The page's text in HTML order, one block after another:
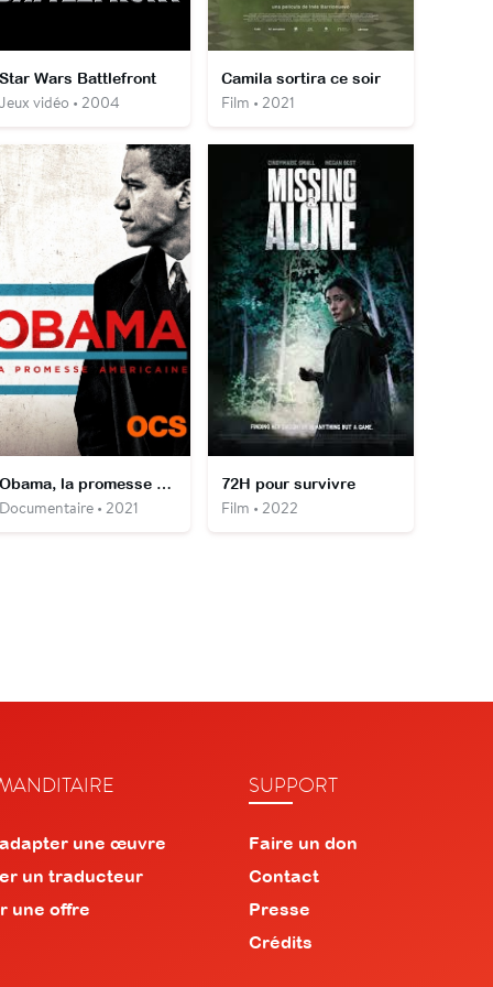
Wars Battlefront
vidéo • 2004
Camila sortira ce soir
Film • 2021
Obama, la promesse américaine
• 2021
72H pour survivre
Film • 2022
une œuvre
un traducteur
une offre
SUPPORT
Faire un don
Contact
Presse
Crédits